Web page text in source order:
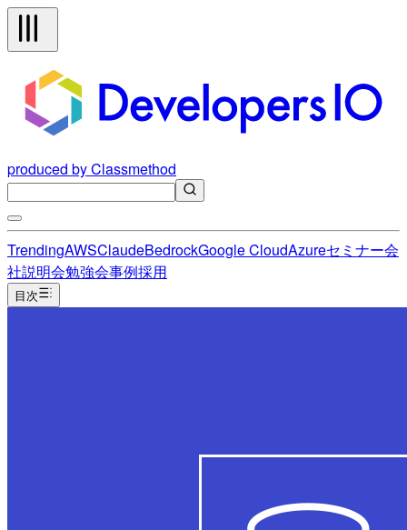
produced by Classmethod
TrendingAWSClaudeBedrockGoogle CloudAzureセミナー会
社説明会勉強会事例採用
目次